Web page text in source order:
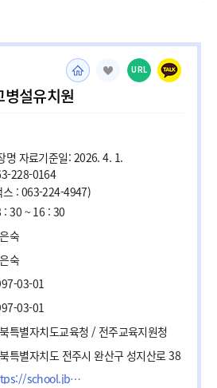
설유치원
URL
명 자료기준일: 2026. 4. 1.
228-0164
스 : 063-224-4947)
: 30 ~ 16 : 30
숙
숙
03-01
03-01
특별자치도교육청 / 전주교육지원청
특별자치도 전주시 완산구 성지산로 38
https://school.jbedu.kr/jjsc